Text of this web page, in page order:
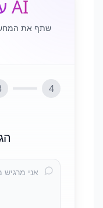
עוזר מדיטציה AI
שתף את
4